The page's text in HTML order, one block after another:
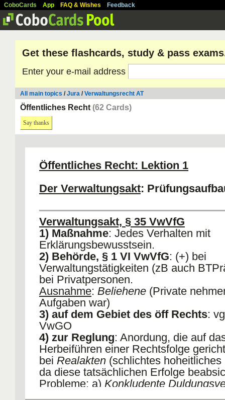
CoboCards App FAQ & Wishes Feedback
Get these flashcards, study & pass
Enter your e-mail address
All main topics /Jura /Verwaltungsrecht AT
Öffentliches Recht (62 Cards)
Say thanks
Öffentliches Recht: Lektion 1
Der Verwaltungsakt:
Verwaltungsakt, § 35 VwVfG
1) Maßnahme: Jedes Verhalten mit
Erklärungsbewusstsein.
2) Behörde, § 1 VI VwVfG: (+) bei
Verwaltungstätigkeiten (zB auch
bei Privatpersonen.
Ausnahme: Beliehene (Private
Aufgaben war)
3) auf dem Gebiet des öff Rechts:
VwGO
4) zur Reglung: Anordung, die auf
Herbeiführen einer Rechtsfolge
bei Realakten (schlichtes hoheitliches
da diese tatsächlichen Erfolge
Probleme: a) Konkludente